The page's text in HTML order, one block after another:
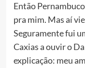
Então
pra mim. Mas aí
Seguramente fui
Caxias a ouvir o
explicação: meu